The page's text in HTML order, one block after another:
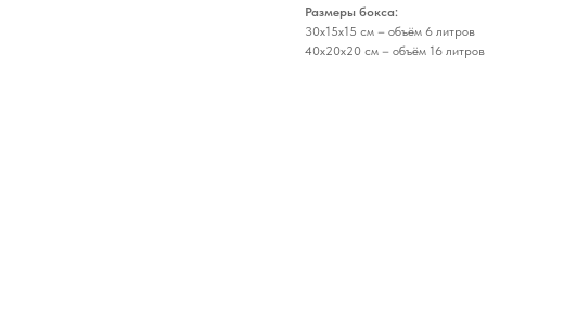
Размеры бокса:
30х15х15 см – объём 6 литров
40х20х20 см – объём 16 литров